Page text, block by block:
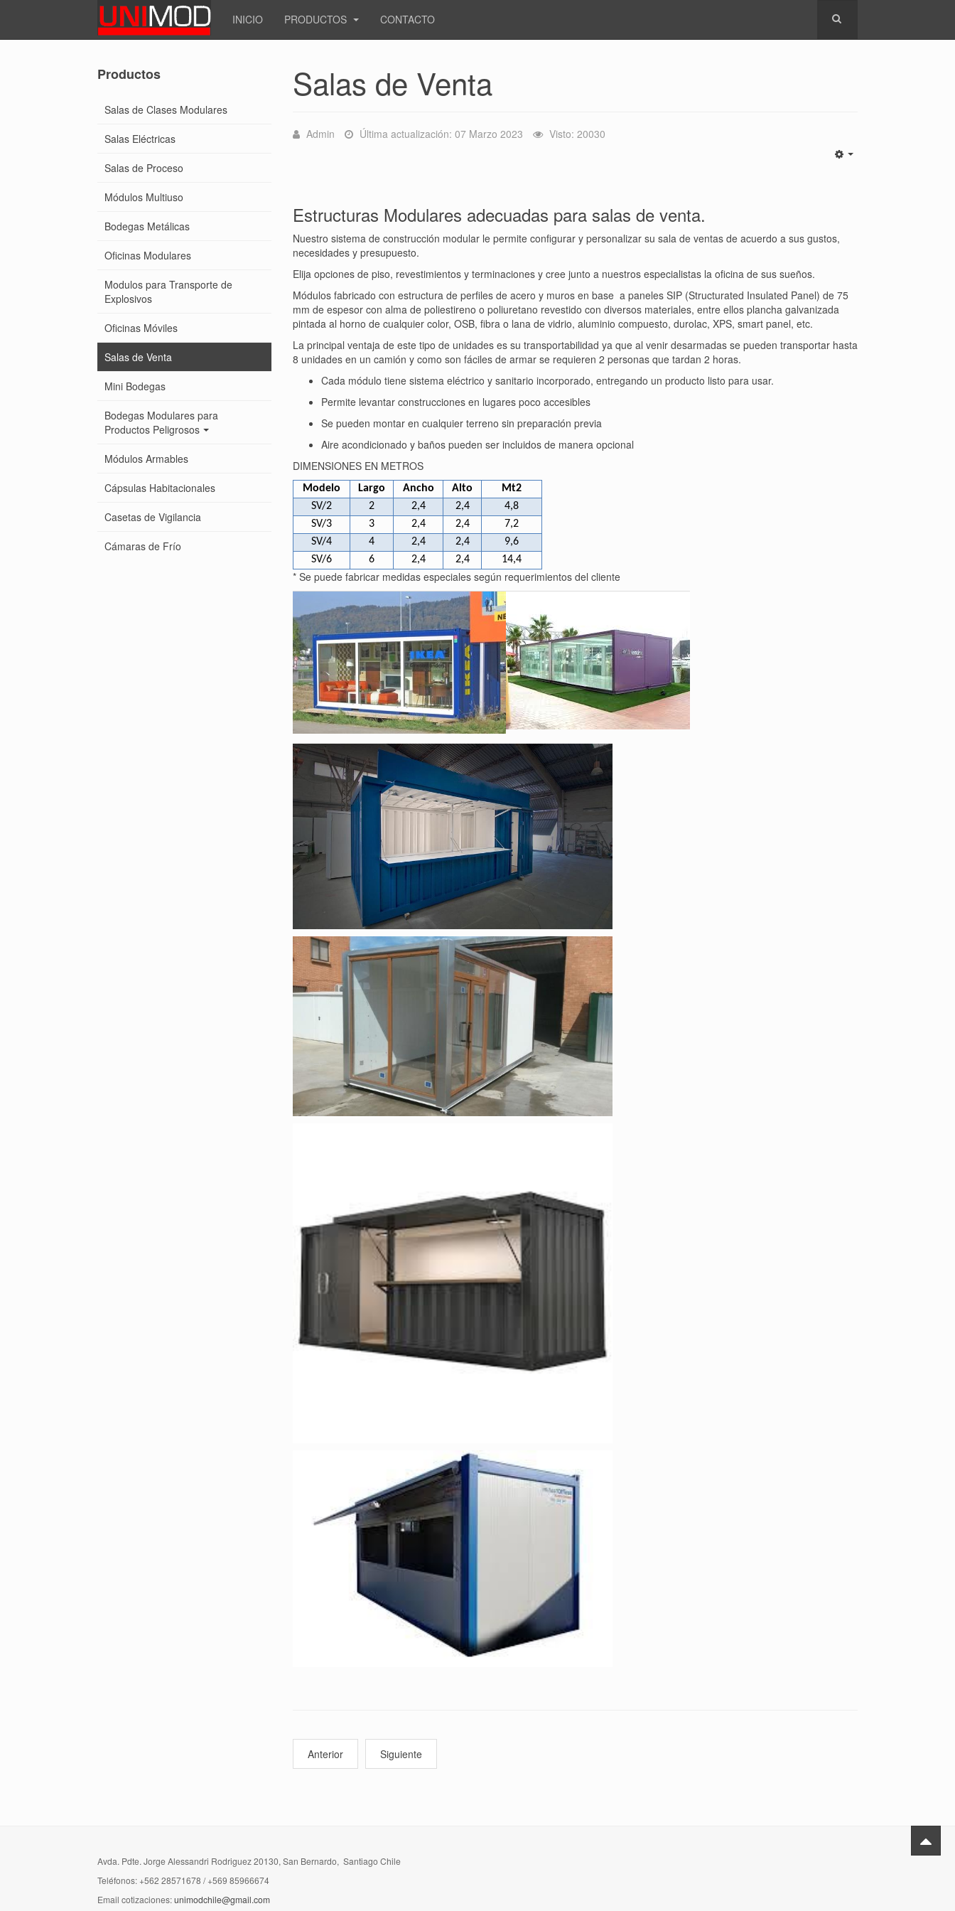
INICIO PRODUCTOS CONTACTO
Salas de Venta
Admin Última actualización: 07 Marzo 2023 Visto: 20030
Estructuras Modulares adecuadas para salas de venta.
Nuestro sistema de construcción modular le permite configurar y personalizar su sala de ventas de acuerdo a sus gustos,
necesidades y presupuesto.
Elija opciones de piso, revestimientos y terminaciones y cree junto a nuestros especialistas la oficina de sus sueños.
Módulos fabricado con estructura de perfiles de acero y muros en base a paneles SIP (Structurated Insulated Panel) de 75
mm de espesor con alma de poliestireno o poliuretano revestido con diversos materiales, entre ellos plancha galvanizada
pintada al horno de cualquier color, OSB, fibra o lana de vidrio, aluminio compuesto, durolac, XPS, smart panel, etc.
La principal ventaja de este tipo de unidades es su transportabilidad ya que al venir desarmadas se pueden transportar hasta
8 unidades en un camión y como son fáciles de armar se requieren 2 personas que tardan 2 horas.
Cada módulo tiene sistema eléctrico y sanitario incorporado, entregando un producto listo para usar.
Permite levantar construcciones en lugares poco accesibles
Se pueden montar en cualquier terreno sin preparación previa
Aire acondicionado y baños pueden ser incluidos de manera opcional
DIMENSIONES EN METROS
Modelo Largo Ancho Alto
Mt2
SV/2
2 2,4 2,4
4,8
SV/3
3 2,4 2,4
7,2
SV/4
4 2,4 2,4
9,6
SV/6
6 2,4 2,4 14,4
* Se puede fabricar medidas especiales según requerimientos del cliente
Anterior Siguiente
Productos
Salas de Clases Modulares
Salas Eléctricas
Salas de Proceso
Módulos Multiuso
Bodegas Metálicas
Oficinas Modulares
Modulos para Transporte de
Explosivos
Oficinas Móviles
Salas de Venta
Mini Bodegas
Bodegas Modulares para
Productos Peligrosos
Módulos Armables
Cápsulas Habitacionales
Casetas de Vigilancia
Cámaras de Frío
Avda. Pdte. Jorge Alessandri Rodriguez 20130, San Bernardo, Santiago Chile
Teléfonos: +562 28571678 / +569 85966674
Email cotizaciones:unimodchile@gmail.com